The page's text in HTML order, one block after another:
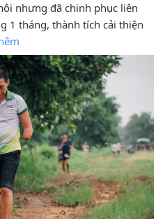
nhưng đã chinh phục liên
1 tháng, thành tích cải thiện